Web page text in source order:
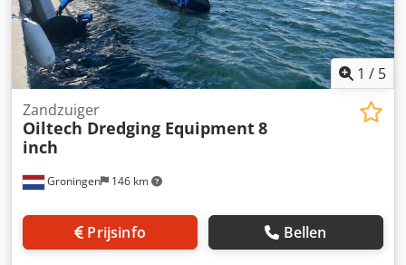
1 / 5
Groningen 146 km
Zandzuiger
Oiltech Dredging Equipment8
inch
Prijsinfo Bellen